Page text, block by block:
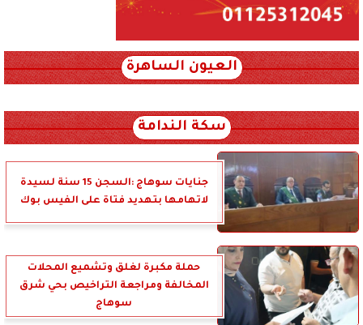
العيون الساهرة
سكة الندامة
جنايات سوهاج :السجن 15 سنة لسيدة
لاتهامها بتهديد فتاة على الفيس بوك
حملة مكبرة لغلق وتشميع المحلات
المخالفة ومراجعة التراخيص بحي شرق
سوهاج